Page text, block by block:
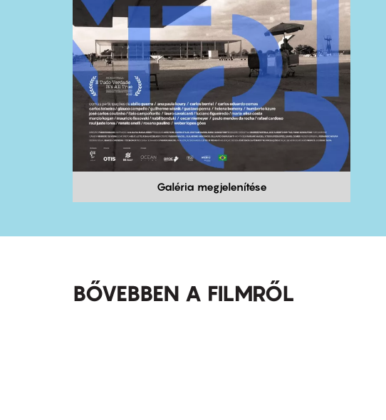
Galéria megjelenítése
BŐVEBBEN A FILMRŐL